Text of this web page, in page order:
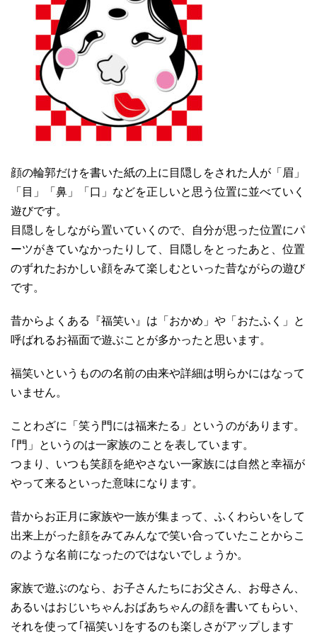
顔の輪郭だけを書いた紙の上に目隠しをされた人が「眉」
「目」「鼻」「口」などを正しいと思う位置に並べていく
遊びです。
目隠しをしながら置いていくので、自分が思った位置にパ
ーツがきていなかったりして、目隠しをとったあと、位置
のずれたおかしい顔をみて楽しむといった昔ながらの遊び
です。
昔からよくある『福笑い』は「おかめ」や「おたふく」と
呼ばれるお福面で遊ぶことが多かったと思います。
福笑いというものの名前の由来や詳細は明らかにはなって
いません。
ことわざに「笑う門には福来たる」というのがあります。
｢門」というのは一家族のことを表しています。
つまり、いつも笑顔を絶やさない一家族には自然と幸福が
やって来るといった意味になります。
昔からお正月に家族や一族が集まって、ふくわらいをして
出来上がった顔をみてみんなで笑い合っていたことからこ
のような名前になったのではないでしょうか。
家族で遊ぶのなら、お子さんたちにお父さん、お母さん、
あるいはおじいちゃんおばあちゃんの顔を書いてもらい、
それを使って｢福笑い｣をするのも楽しさがアップします